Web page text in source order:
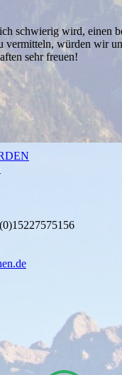
schwierig wird, einen
vermitteln, würden wir
sehr freuen!